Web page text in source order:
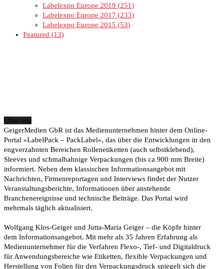
Labelexpo Europe 2019
251
Labelexpo Europe 2017
233
Labelexpo Europe 2015
53
Featured
13
Über uns
GeigerMedien GbR ist das Medienunternehmen hinter dem Online-
Portal »LabelPack – PackLabel«, das über die Entwicklungen in den
engverzahnten Bereichen Rollenetiketten (auch selbstklebend),
Sleeves und schmalbahnige Verpackungen (bis ca 900 mm Breite)
informiert. Neben dem klassischen Informationsangebot mit
Nachrichten, Firmenreportagen und Interviews findet der Nutzer
Veranstaltungsberichte, Informationen über anstehende
Branchenereignisse und technische Beiträge. Das Portal wird
mehrmals täglich aktualisiert.
Wolfgang Klos-Geiger und Jutta-Maria Geiger – die Köpfe hinter
dem Informationsangebot. Mit mehr als 35 Jahren Erfahrung als
Medienunternehmer für die Verfahren Flexo-, Tief- und Digitaldruck
für Anwendungsbereiche wie Etiketten, flexible Verpackungen und
Herstellung von Folien für den Verpackungsdruck spiegelt sich die